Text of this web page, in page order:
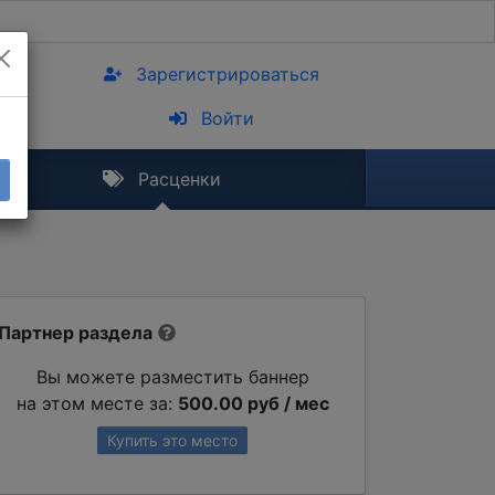
Зарегистрироваться
Войти
Расценки
Партнер раздела
Вы можете разместить баннер
на этом месте за: 500.00 руб / мес
Купить это место